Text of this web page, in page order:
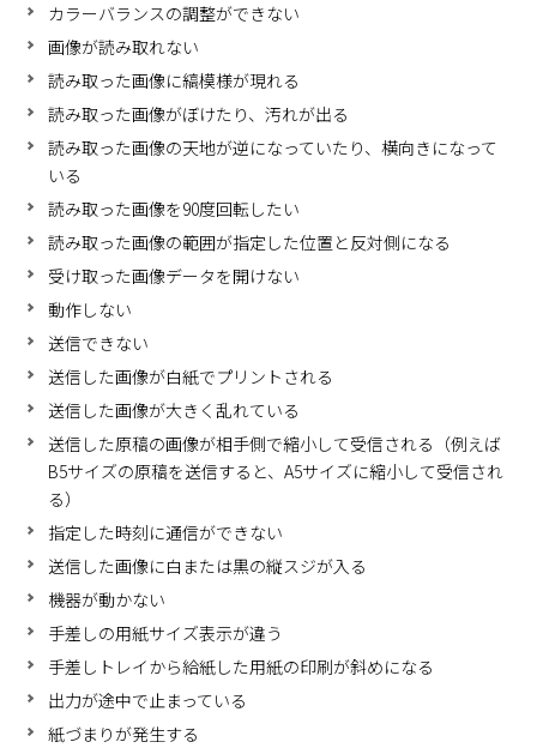
カラーバランスの調整ができない
画像が読み取れない
読み取った画像に縞模様が現れる
読み取った画像がぼけたり、汚れが出る
読み取った画像の天地が逆になっていたり、横向きになって
いる
読み取った画像を90度回転したい
読み取った画像の範囲が指定した位置と反対側になる
受け取った画像データを開けない
動作しない
送信できない
送信した画像が白紙でプリントされる
送信した画像が大きく乱れている
送信した原稿の画像が相手側で縮小して受信される（例えば
B5サイズの原稿を送信すると、A5サイズに縮小して受信され
る）
指定した時刻に通信ができない
送信した画像に白または黒の縦スジが入る
機器が動かない
手差しの用紙サイズ表示が違う
手差しトレイから給紙した用紙の印刷が斜めになる
出力が途中で止まっている
紙づまりが発生する